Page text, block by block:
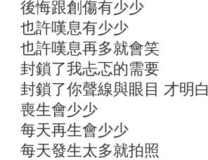
後悔跟創傷有少少
也許嘆息有少少
也許嘆息再多就會笑
封鎖了我忐忑的需要
封鎖了你聲線與眼目 才明白
喪生會少少
每天再生會少少
每天發生太多就拍照